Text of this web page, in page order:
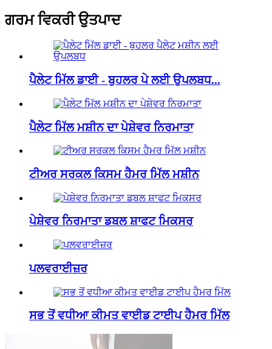
ਗਰਮ ਵਿਕਰੀ ਉਤਪਾਦ
ਪੈਲੇਟ ਮਿੱਲ ਡਾਈ - ਬੁਹਲਰ ਪੇ ਲਈ ਉਪਲਬਧ...
ਪੈਲੇਟ ਮਿੱਲ ਮਸ਼ੀਨ ਦਾ ਪੇਸ਼ੇਵਰ ਨਿਰਮਾਤਾ
ਟੀਅਰ ਸਰਕਲ ਕਿਸਮ ਹੈਮਰ ਮਿੱਲ ਮਸ਼ੀਨ
ਪੇਸ਼ੇਵਰ ਨਿਰਮਾਤਾ ਡਬਲ ਸ਼ਾਫਟ ਮਿਕਸਰ
ਪਲਵਰਾਈਜ਼ਰ
ਸਭ ਤੋਂ ਵਧੀਆ ਕੀਮਤ ਵਾਈਡ ਟਾਈਪ ਹੈਮਰ ਮਿੱਲ